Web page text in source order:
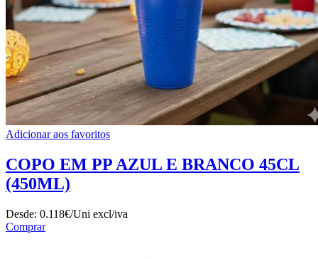
Adicionar aos favoritos
COPO EM PP AZUL E BRANCO 45CL
(450ML)
Desde: 0.118€/Uni excl/iva
Comprar